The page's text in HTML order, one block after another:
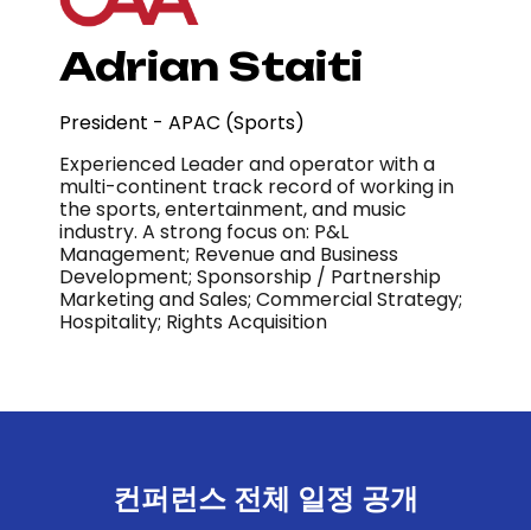
Adrian Staiti
President - APAC (Sports)
Experienced Leader and operator with a
multi-continent track record of working in
the sports, entertainment, and music
industry. A strong focus on: P&L
Management; Revenue and Business
Development; Sponsorship / Partnership
Marketing and Sales; Commercial Strategy;
Hospitality; Rights Acquisition
컨퍼런스 전체 일정 공개